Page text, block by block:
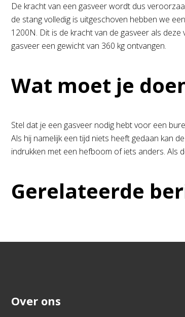
De kracht van een gasveer wordt dus
de stang volledig is uitgeschoven hebben we
1200N. Dit is de kracht van de gasveer als
gasveer een gewicht van 360 kg ontvangen.
Wat moet je
Stel dat je een gasveer nodig hebt voor een
Als hij namelijk een tijd niets heeft gedaan kan
indrukken met een hefboom of iets anders. Als
Gerelateerde
Over ons